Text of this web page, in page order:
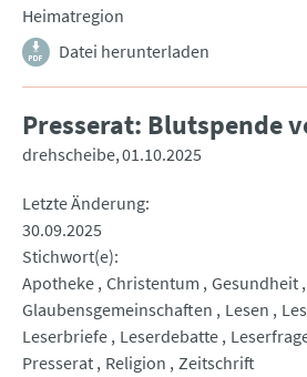
Heimatregion
Datei herunterladen
Presserat: Blutspende
drehscheibe 01.10.2025
Letzte Änderung
30.09.2025
Stichwort(e)
Apotheke Christentum Gesundheit
Glaubensgemeinschaften
Lesen
Leserbriefe Leserdebatte
Presserat Religion Zeitschrift